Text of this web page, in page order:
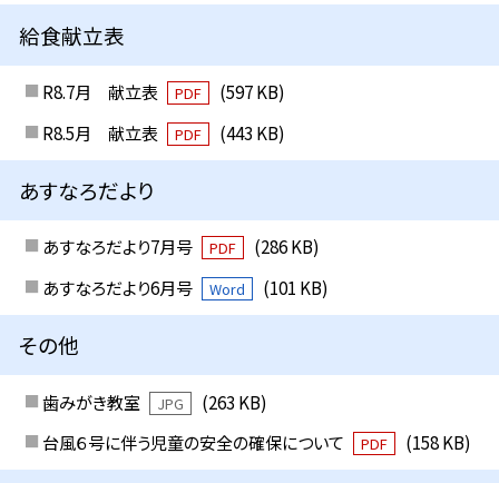
給食献立表
R8.7月 献立表 PDF
(597 KB)
R8.5月 献立表
PDF (443 KB)
あすなろだより
あすなろだより7月号 PDF
(286 KB)
あすなろだより6月号
Word (101 KB)
その他
歯みがき教室 JPG
(263 KB)
台風６号に伴う児童の安全の確保について
PDF (158 KB)